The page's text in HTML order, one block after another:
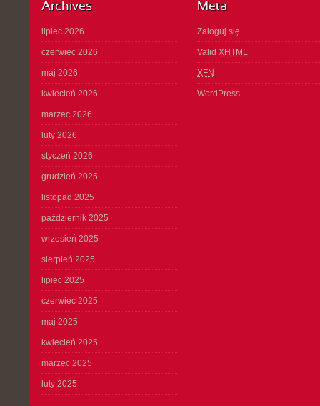
Archives
lipiec 2026
czerwiec 2026
maj 2026
kwiecień 2026
marzec 2026
luty 2026
styczeń 2026
grudzień 2025
listopad 2025
październik 2025
wrzesień 2025
sierpień 2025
lipiec 2025
czerwiec 2025
maj 2025
kwiecień 2025
marzec 2025
luty 2025
Meta
Zaloguj się
Valid XHTML
XFN
WordPress